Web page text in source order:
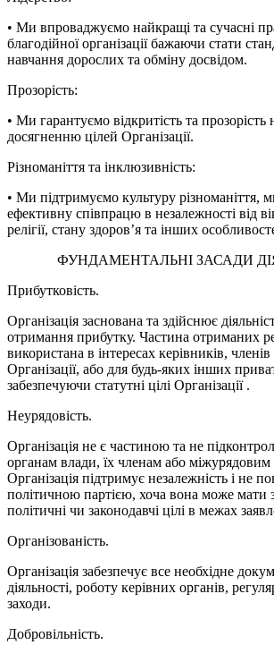
• Ми впроваджуємо найкращі та сучасні
благодійної організації бажаючи стати
навчання дорослих та обміну досвідом.
Прозорість:
• Ми гарантуємо відкритість та
досягненню цілей Організації.
Різноманіття та інклюзивність:
• Ми підтримуємо культуру різноманіття,
ефективну співпрацю в незалежності від
релігії, стану здоров’я та інших
ФУНДАМЕНТАЛЬНІ ЗАСАДИ
Прибутковість.
Організація заснована та здійснює
отримання прибутку. Частина отриманих
використана в інтересах керівників, членів
Організації, або для будь-яких інших
забезпечуючи статутні цілі Організації .
Неурядовість.
Організація не є частиною та не
органам влади, їх членам або міжурядовим
Організація підтримує незалежність і не
політичною партією, хоча вона може мати
політичні чи законодавчі цілі в межах
Організованість.
Організація забезпечує все необхідне
діяльності, роботу керівних органів,
заходи.
Добровільність.